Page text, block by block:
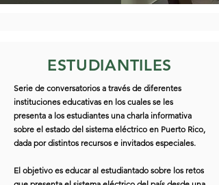
ESTUDIANTILES
Serie de conversatorios a través de diferentes
instituciones educativas en los cuales se les
presenta a los estudiantes una charla informativa
sobre el estado del sistema eléctrico en Puerto Rico,
dada por distintos recursos e invitados especiales.
El objetivo es educar al estudiantado sobre los retos